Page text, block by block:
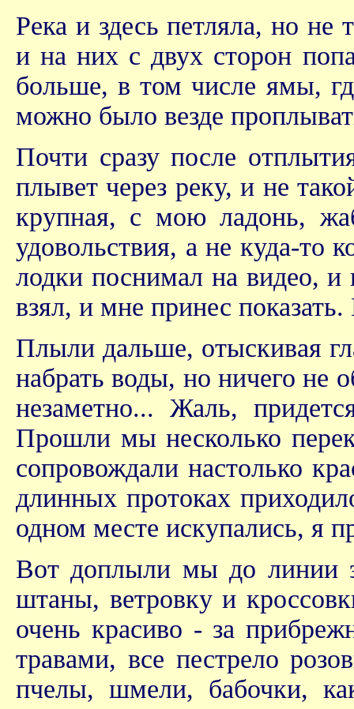
Река и здесь петляла, но
и на них с двух сторон
больше, в том числе ямы,
можно было везде
Почти сразу после
плывет через реку, и не
крупная, с мою ладонь,
удовольствия, а не куда-то
лодки поснимал на видео, и
взял, и мне принес
Плыли дальше, отыскивая
набрать воды, но ничего не
незаметно... Жаль,
Прошли мы несколько
сопровождали настолько
длинных протоках
одном месте искупались, я
Вот доплыли мы до линии
штаны, ветровку и
очень красиво - за
травами, все пестрело
пчелы, шмели, бабочки,